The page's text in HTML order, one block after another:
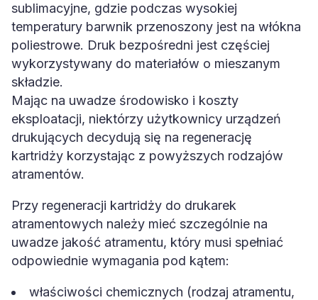
sublimacyjne, gdzie podczas wysokiej
temperatury barwnik przenoszony jest na włókna
poliestrowe. Druk bezpośredni jest częściej
wykorzystywany do materiałów o mieszanym
składzie.
Mając na uwadze środowisko i koszty
eksploatacji, niektórzy użytkownicy urządzeń
drukujących decydują się na regenerację
kartridży korzystając z powyższych rodzajów
atramentów.
Przy regeneracji kartridży do drukarek
atramentowych należy mieć szczególnie na
uwadze jakość atramentu, który musi spełniać
odpowiednie wymagania pod kątem:
właściwości chemicznych (rodzaj atramentu,